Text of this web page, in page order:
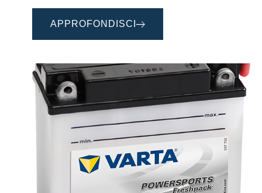
APPROFONDISCI